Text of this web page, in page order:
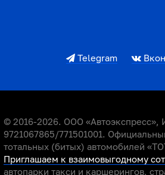
Telegram
© 2016-2026. ООО
9721067865/771501001.
тотальных (битых) автомобилей
Приглашаем к взаимовыгодному
автопарки такси и каршерингов,